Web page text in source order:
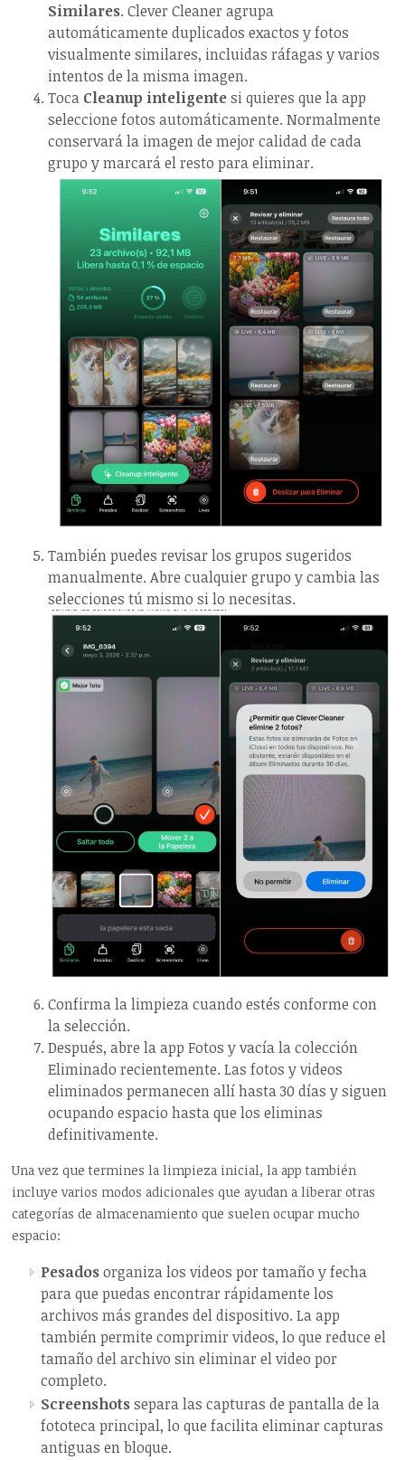
Similares. Clever Cleaner agrupa
automáticamente duplicados exactos y fotos
visualmente similares, incluidas ráfagas y varios
intentos de la misma imagen.
Toca Cleanup inteligentesi quieres que la app
seleccione fotos automáticamente. Normalmente
conservará la imagen de mejor calidad de cada
grupo y marcará el resto para eliminar.
También puedes revisar los grupos sugeridos
manualmente. Abre cualquier grupo y cambia las
selecciones tú mismo si lo necesitas.
Confirma la limpieza cuando estés conforme con
la selección.
Después, abre la app Fotos y vacía la colección
Eliminado recientemente. Las fotos y videos
eliminados permanecen allí hasta 30 días y siguen
ocupando espacio hasta que los eliminas
definitivamente.
Una vez que termines la limpieza inicial, la app también
incluye varios modos adicionales que ayudan a liberar otras
categorías de almacenamiento que suelen ocupar mucho
espacio:
Pesadosorganiza los videos por tamaño y fecha
para que puedas encontrar rápidamente los
archivos más grandes del dispositivo. La app
también permite comprimir videos, lo que reduce el
tamaño del archivo sin eliminar el video por
completo.
Screenshotssepara las capturas de pantalla de la
fototeca principal, lo que facilita eliminar capturas
antiguas en bloque.